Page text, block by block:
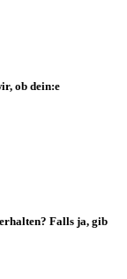
ob dein:e
Falls ja, gib